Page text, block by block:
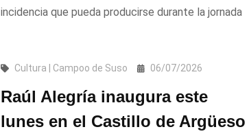
incidencia que pueda producirse durante la jornada
Cultura | Campoo de Suso 06/07/2026
Raúl Alegría inaugura este
lunes en el Castillo de Argüeso